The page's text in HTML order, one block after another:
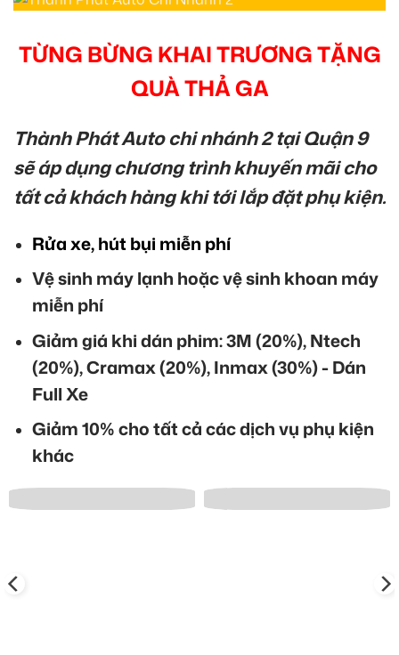
TỪNG BỪNG KHAI TRƯƠNG TẶNG
QUÀ THẢ GA
Thành Phát Auto chi nhánh 2 tại Quận 9
sẽ áp dụng chương trình khuyến mãi cho
tất cả khách hàng khi tới lắp đặt phụ kiện.
Rửa xe, hút bụi miễn phí
Vệ sinh máy lạnh hoặc vệ sinh khoan máy
miễn phí
Giảm giá khi dán phim: 3M (20%), Ntech
(20%), Cramax (20%), Inmax (30%) - Dán
Full Xe
Giảm 10% cho tất cả các dịch vụ phụ kiện
khác